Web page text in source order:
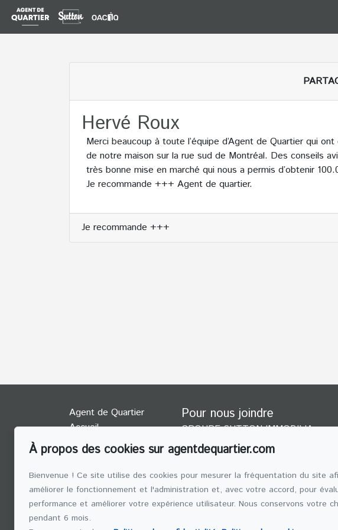
Hervé Roux
Merci beaucoup à toute l’équipe d’Agent de Quartier qui
de notre maison sur la rue sud de Montréal. Des conseils
très bonne mise en marché qui nous a permis d’obtenir
Je recommande +++ Agent de quartier.
Je recommande +++
Agent de Quartier
Accueil
Équipe
Contact
Pour nous joindre
GROUPE SUTTON IMMOBILIA
(514) 272-1010
ÉCRIVEZ-NOUS UN
COURRIEL
À propos des cookies sur agentdequartier.com
Bienvenue ! Ce site utilise des cookies pour mesurer la fréquentation du site
améliorer le fonctionnement et l'administration et, avec votre accord, pour
performance et améliorer votre expérience utilisateur. Nous conservons votre
pendant 6 mois.